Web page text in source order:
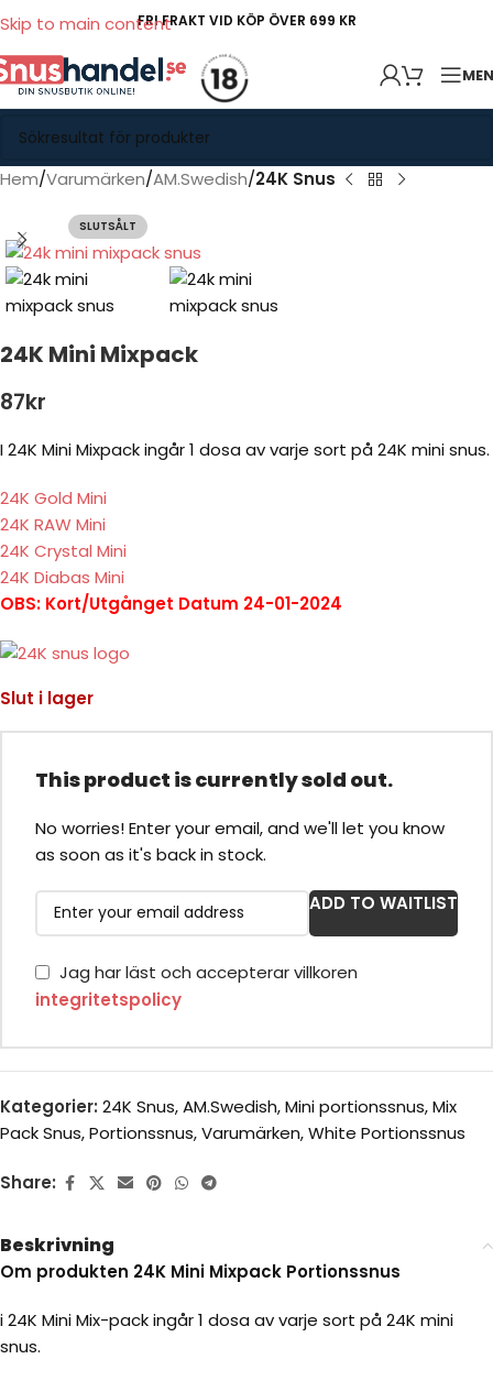
Skip to main contentFRI FRAKT VID KÖP ÖVER 699 KR
Hem Varumärken AM.Swedish 24K Snus
SLUTSÅLT
24K Mini Mixpack
87kr
I 24K Mini Mixpack ingår 1 dosa av varje sort på 24K mini snus.
24K Gold Mini
24K RAW Mini
24K Crystal Mini
24K Diabas Mini
OBS: Kort/Utgånget Datum 24-01-2024
Slut i lager
This product is currently sold out.
No worries! Enter your email, and we'll let you know
as soon as it's back in stock.
ADD TO WAITLIST
Jag har läst och accepterar villkoren
integritetspolicy
Kategorier: 24K Snus,AM.Swedish,Mini portionssnus,Mix
Pack Snus,Portionssnus,Varumärken,White Portionssnus
Share:
Beskrivning
Om produkten 24K Mini Mixpack Portionssnus
i 24K Mini Mix-pack ingår 1 dosa av varje sort på 24K mini
snus.